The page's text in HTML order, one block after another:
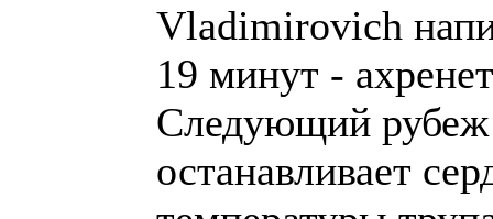
Vladimirovich
19 минут -
Следующий рубеж
останавливает